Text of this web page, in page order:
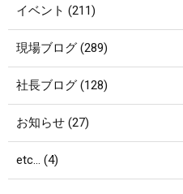
イベント (211)
現場ブログ (289)
社長ブログ (128)
お知らせ (27)
etc… (4)